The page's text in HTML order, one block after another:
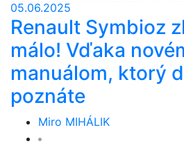
05.06.2025
Renault Symbioz
málo! Vďaka
manuálom, ktorý
poznáte
Miro MIHÁLIK